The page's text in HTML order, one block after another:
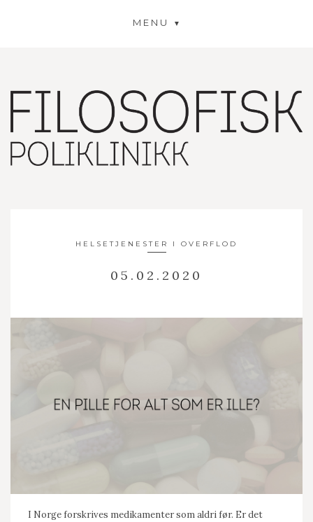
MENU
HELSETJENESTER I OVERFLOD
05.02.2020
I Norge forskrives medikamenter som aldri før. Er det